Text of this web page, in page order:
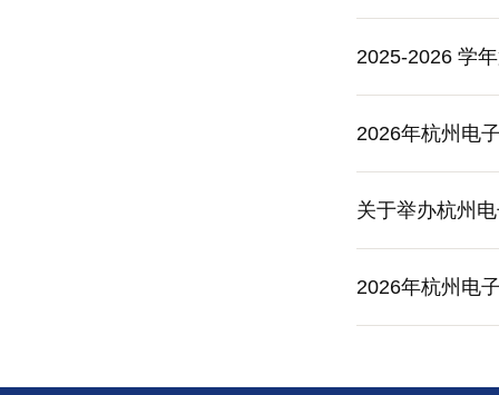
2025-2026 学
2026年杭州电
关于举办杭州
2026年杭州电